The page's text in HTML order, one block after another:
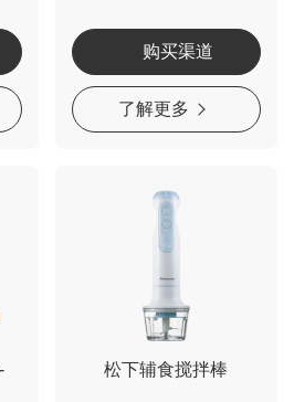
购买渠道
了解更多
松下辅食搅拌棒